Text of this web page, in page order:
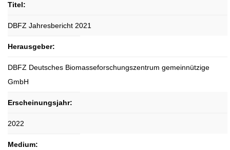
Titel:
DBFZ Jahresbericht 2021
Herausgeber:
DBFZ Deutsches Biomasseforschungszentrum gemeinnützige
GmbH
Erscheinungsjahr:
2022
Medium: